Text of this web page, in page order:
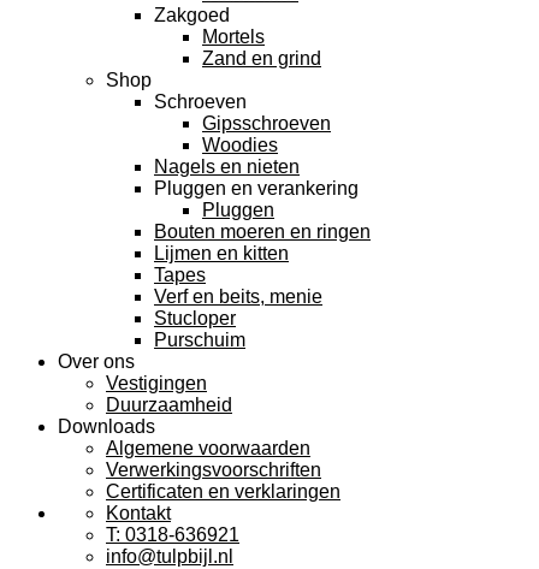
Zakgoed
Mortels
Zand en grind
Shop
Schroeven
Gipsschroeven
Woodies
Nagels en nieten
Pluggen en verankering
Pluggen
Bouten moeren en ringen
Lijmen en kitten
Tapes
Verf en beits, menie
Stucloper
Purschuim
Over ons
Vestigingen
Duurzaamheid
Downloads
Algemene voorwaarden
Verwerkingsvoorschriften
Certificaten en verklaringen
Kontakt
T: 0318-636921
info@tulpbijl.nl